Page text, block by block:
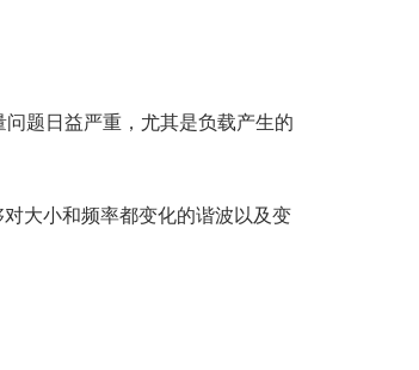
题日益严重，尤其是负载产生的
运行设备。
大小和频率都变化的谐波以及变